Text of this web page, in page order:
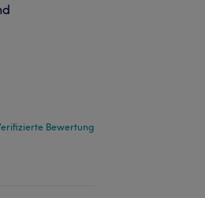
Bewertung